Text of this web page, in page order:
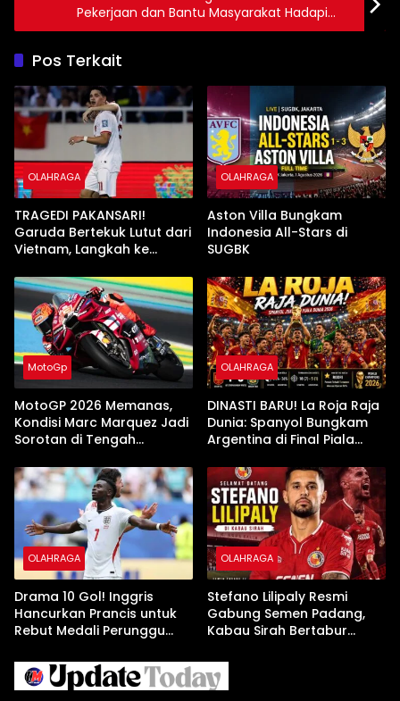
Pekerjaan dan Bantu Masyarakat Hadapi
Cuaca Tidak Menentu
Pos Terkait
OLAHRAGA
TRAGEDI PAKANSARI!
Garuda Bertekuk Lutut dari
Vietnam, Langkah ke
Tanduk
OLAHRAGA
Aston Villa Bungkam
Indonesia All-Stars di
SUGBK
MotoGp
MotoGP 2026 Memanas,
Kondisi Marc Marquez Jadi
Sorotan di Tengah
OLAHRAGA
DINASTI BARU! La Roja Raja
Dunia: Spanyol Bungkam
Argentina di Final Piala
OLAHRAGA
Drama 10 Gol! Inggris
Hancurkan Prancis untuk
Rebut Medali Perunggu
OLAHRAGA
Stefano Lilipaly Resmi
Gabung Semen Padang,
Kabau Sirah Bertabur